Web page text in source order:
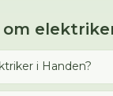
i Handen?